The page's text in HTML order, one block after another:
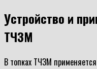
Устройство и
ТЧЗМ
В топках ТЧЗМ